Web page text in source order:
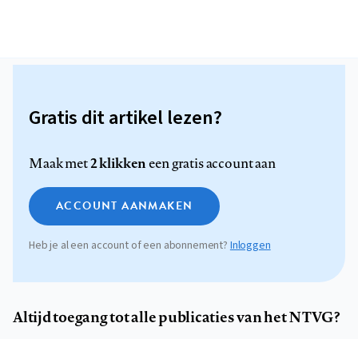
Gratis dit artikel lezen?
Maak met2 klikkeneen gratis account aan
ACCOUNT AANMAKEN
Heb je al een account of een abonnement? Inloggen
Altijd toegang tot alle publicaties van het NTVG?